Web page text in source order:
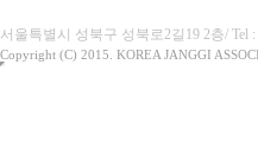
서울특별시 성북구 성북로2길19 2층/ Tel
Copyright (C) 2015. KOREA JANGGI